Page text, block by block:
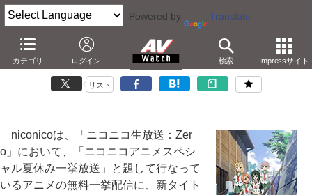
Powered by Translate
カテゴリ ログイン 検索 Impressサイト
niconico、「夏色キセキ」や「シンフォギア」無料配信
－君と僕。/乃木坂春香の秘密も。8月17日より順次
リスト
niconicoは、「ニコニコ生放送：Zer
o」において、「ニコニコアニメスペシ
ャル夏休み一挙放送」と題して行なって
いるアニメの無料一挙配信に、新タイト